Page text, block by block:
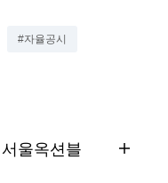
#자율공시
울옥션블